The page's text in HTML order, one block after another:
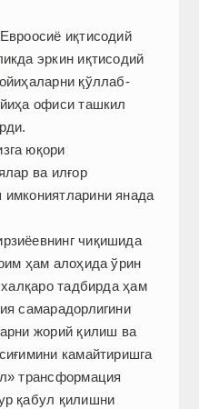
иқтисодий
эркин иқтисодий
қўллаб-
офиси ташкил
юқори
ва илғор
янада
чиқишида
ҳам алоҳида ўрин
тадбирда ҳам
самарадорлигини
жорий қилиш ва
камайтиришга
трансформация
қабул қилишни